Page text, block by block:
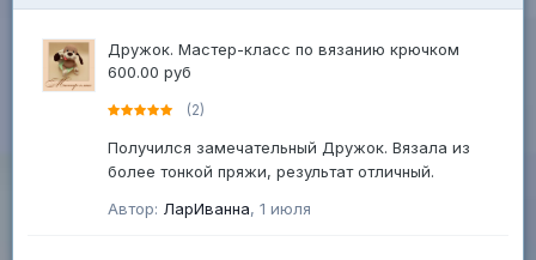
Дружок. Мастер-класс по вязанию крючком
600.00 руб
(2)
Получился замечательный Дружок. Вязала из
более тонкой пряжи, результат отличный.
Автор: ЛарИванна, 1 июля